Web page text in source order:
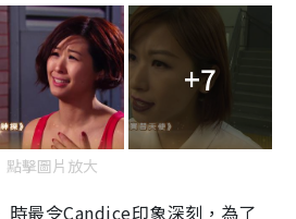
g
e
+7
點擊圖片放大
時最令Candice印象深刻，為了